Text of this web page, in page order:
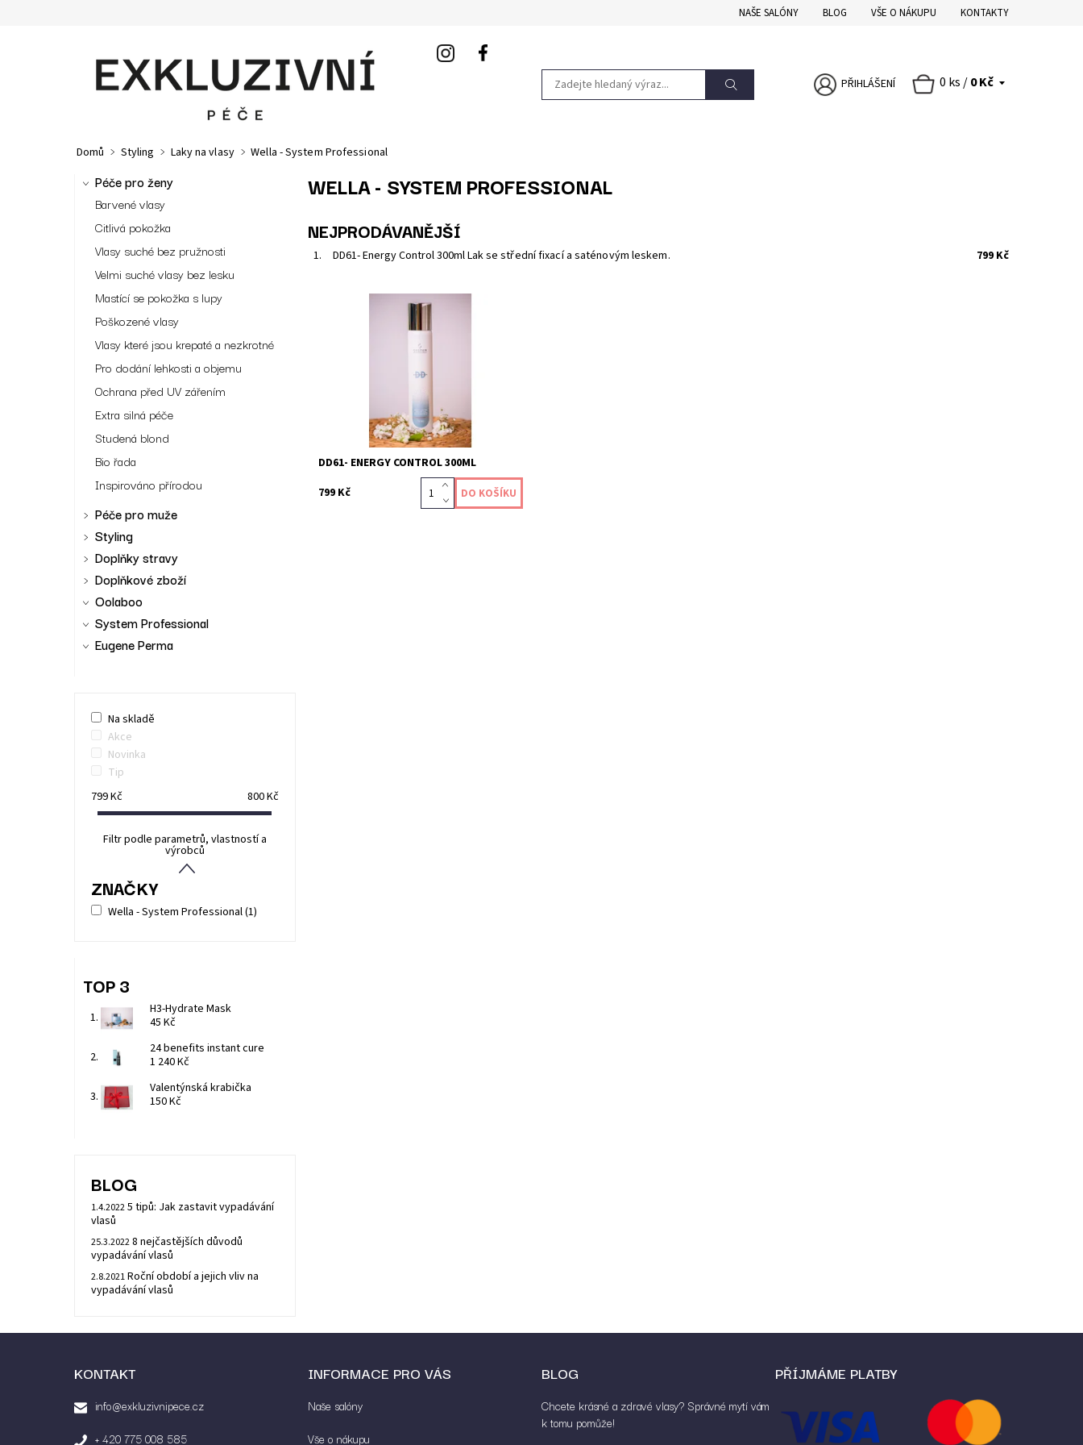
NAŠE SALÓNY BLOG VŠE O NÁKUPU KONTAKTY
PŘIHLÁŠENÍ 0 ks /0 Kč
Domů Styling Laky na vlasy Wella - System Professional
WELLA - SYSTEM PROFESSIONAL
NEJPRODÁVANĚJŠÍ
1. DD61- Energy Control 300mlLak se střední fixací a saténovým leskem. 799 Kč
Lak se střední fixací a saténovým leskem.
DD61- ENERGY CONTROL 300ML
799 Kč
Péče pro ženy
Barvené vlasy
Citlivá pokožka
Vlasy suché bez pružnosti
Velmi suché vlasy bez lesku
Mastící se pokožka s lupy
Poškozené vlasy
Vlasy které jsou krepaté a nezkrotné
Pro dodání lehkosti a objemu
Ochrana před UV zářením
Extra silná péče
Studená blond
Bio řada
Inspirováno přírodou
Péče pro muže
Styling
Doplňky stravy
Doplňkové zboží
Oolaboo
System Professional
Eugene Perma
Na skladě
Akce
Novinka
Tip
799Kč 800Kč
Filtr podle parametrů, vlastností a
výrobců
ZNAČKY
Wella - System Professional(1)
TOP 3
H3-Hydrate Mask
45 Kč
24 benefits instant cure
1 240 Kč
Valentýnská krabička
150 Kč
BLOG
1.4.20225 tipů: Jak zastavit vypadávání
vlasů
25.3.20228 nejčastějších důvodů
vypadávání vlasů
2.8.2021Roční období a jejich vliv na
vypadávání vlasů
KONTAKT
info@exkluzivnipece.cz
+ 420 775 008 585
INFORMACE PRO VÁS
Naše salóny
Vše o nákupu
BLOG
Chcete krásné a zdravé vlasy? Správné mytí vám
k tomu pomůže!
PŘÍJMÁME PLATBY